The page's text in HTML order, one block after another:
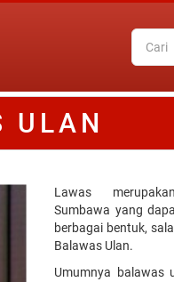
ULAN
Lawas
Sumbawa yang
berbagai bentuk,
Balawas Ulan.
Umumnya balawas